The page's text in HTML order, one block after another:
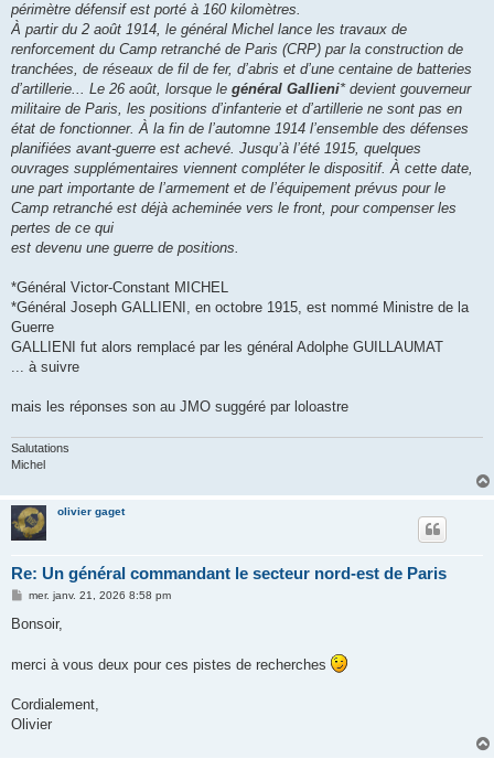
périmètre défensif est porté à 160 kilomètres.
À partir du 2 août 1914, le général Michel lance les travaux de
renforcement du Camp retranché de Paris (CRP) par la construction de
tranchées, de réseaux de fil de fer, d’abris et d’une centaine de batteries
d’artillerie... Le 26 août, lorsque le général Gallieni* devient gouverneur
militaire de Paris, les positions d’infanterie et d’artillerie ne sont pas en
état de fonctionner. À la fin de l’automne 1914 l’ensemble des défenses
planifiées avant-guerre est achevé. Jusqu’à l’été 1915, quelques
ouvrages supplémentaires viennent compléter le dispositif. À cette date,
une part importante de l’armement et de l’équipement prévus pour le
Camp retranché est déjà acheminée vers le front, pour compenser les
pertes de ce qui
est devenu une guerre de positions.
*Général Victor-Constant MICHEL
*Général Joseph GALLIENI, en octobre 1915, est nommé Ministre de la
Guerre
GALLIENI fut alors remplacé par les général Adolphe GUILLAUMAT
... à suivre
mais les réponses son au JMO suggéré par loloastre
Salutations
Michel
olivier gaget
Re: Un général commandant le secteur nord-est de Paris
M
s
g
e
mer. janv. 21, 2026 8:58 pm
Bonsoir,
merci à vous deux pour ces pistes de recherches
Cordialement,
Olivier